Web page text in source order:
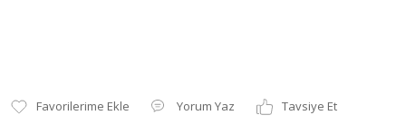
Yorum Yaz
Tavsiye Et